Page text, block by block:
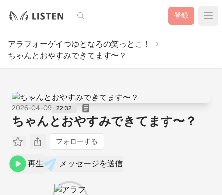
検索 登録
アラフォーゲイつゆとなろの笑っとこ！
ちゃんとおやすみできてます〜？
2026-04-09 22:32
ちゃんとおやすみできてます〜？
フォローする
再生 メッセージを送信